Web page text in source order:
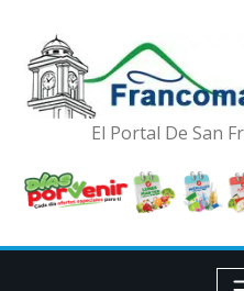
El Portal De San